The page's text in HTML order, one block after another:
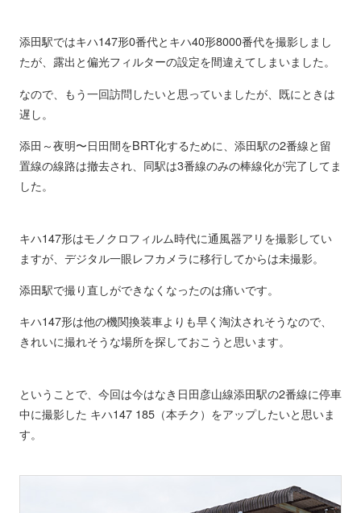
添田駅ではキハ147形0番代とキハ40形8000番代を撮影しまし
たが、露出と偏光フィルターの設定を間違えてしまいました。
なので、もう一回訪問したいと思っていましたが、既にときは
遅し。
添田～夜明〜日田間をBRT化するために、添田駅の2番線と留
置線の線路は撤去され、同駅は3番線のみの棒線化が完了してま
した。
キハ147形はモノクロフィルム時代に通風器アリを撮影してい
ますが、デジタル一眼レフカメラに移行してからは未撮影。
添田駅で撮り直しができなくなったのは痛いです。
キハ147形は他の機関換装車よりも早く淘汰されそうなので、
きれいに撮れそうな場所を探しておこうと思います。
ということで、今回は今はなき日田彦山線添田駅の2番線に停車
中に撮影した キハ147 185（本チク）をアップしたいと思いま
す。